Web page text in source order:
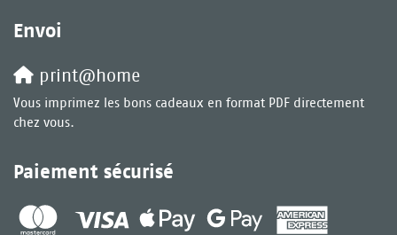
Envoi
print@home
Vous imprimez les bons cadeaux en format PDF directement
chez vous.
Paiement sécurisé